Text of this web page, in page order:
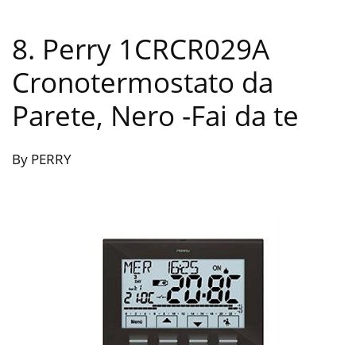
8. Perry 1CRCR029A
Cronotermostato da
Parete, Nero -Fai da te
By PERRY